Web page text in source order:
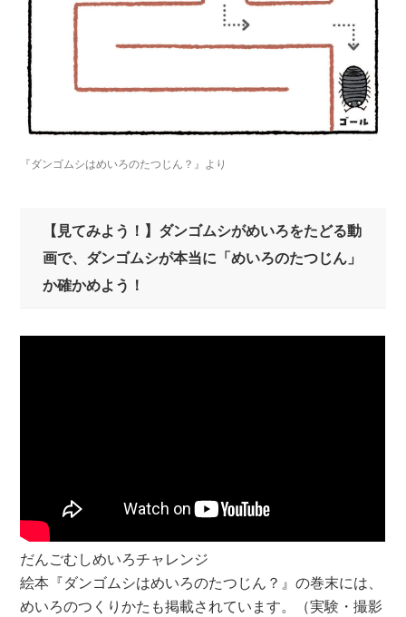
『ダンゴムシはめいろのたつじん？』より
【見てみよう！】ダンゴムシがめいろをたどる動
画で、ダンゴムシが本当に「めいろのたつじん」
か確かめよう！
だんごむしめいろチャレンジ
絵本『ダンゴムシはめいろのたつじん？』の巻末には、
めいろのつくりかたも掲載されています。（実験・撮影